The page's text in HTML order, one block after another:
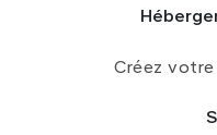
Créez votre